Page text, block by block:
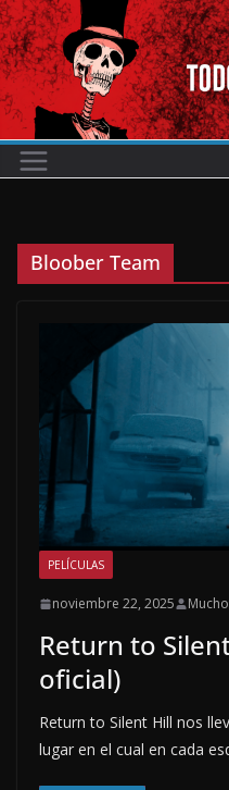
Saltar
al
contenido
Bloober Team
PELÍCULAS
noviembre 22, 2025
Return to
oficial)
Return to Silent Hill nos
lugar en el cual en cada